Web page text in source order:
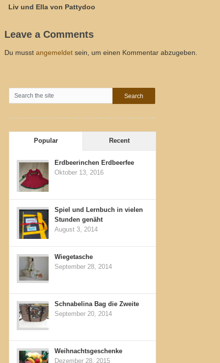
Liv und Ella von Pattydoo
Leave a Comments
Du musst angemeldetsein, um einen Kommentar abzugeben.
Popular Recent
Erdbeerinchen Erdbeerfee
Oktober 13, 2016
Spiel und Lernbuch in vielen
Stunden genäht
August 3, 2014
Wiegetasche
September 28, 2014
Schnabelina Bag die Zweite
September 20, 2014
Weihnachtsgeschenke
Dezember 28, 2015